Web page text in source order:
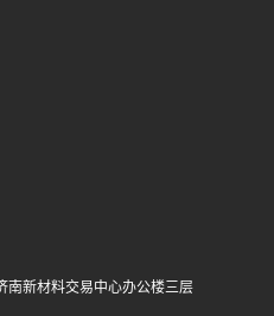
南新材料交易中心办公楼三层